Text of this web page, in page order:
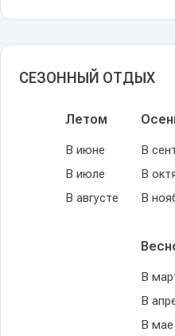
СЕЗОННЫЙ ОТДЫХ
Летом
В июне
В июле
В августе
В
В
В
В
В
В мае